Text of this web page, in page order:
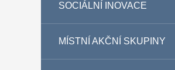
SOCIÁLNÍ INOVACE
MÍSTNÍ AKČNÍ SKUPINY